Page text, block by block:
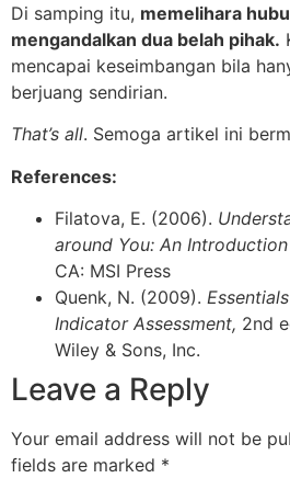
Di samping itu, memelihara
mengandalkan dua belah pihak.
mencapai keseimbangan bila
berjuang sendirian.
That’s all. Semoga artikel ini
References:
Filatova, E. (2006).
around You: An
CA: MSI Press
Quenk, N. (2009).
Indicator Assessment, 2nd
Wiley & Sons, Inc.
Leave a Reply
Your email address will not be
fields are marked *